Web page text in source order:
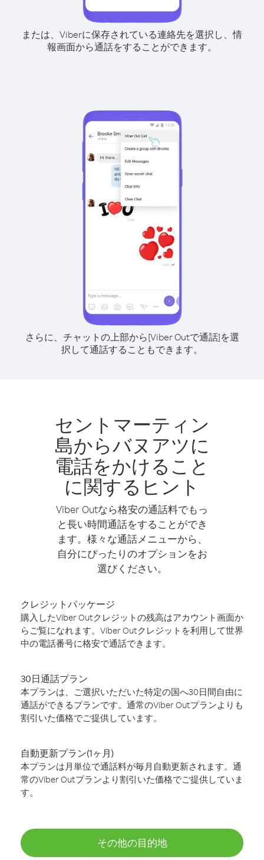
または、Viberに保存されている連絡先を選択し、情
報画面から通話をすることができます。
さらに、チャットの上部から[Viber Outで通話]を選
択して通話することもできます。
セントマーティン
島からバヌアツに
電話をかけること
に関するヒント
Viber Outなら格安の通話料でもっ
と長い時間通話をすることができ
ます。様々な通話メニューから、
自分にぴったりのオプションをお
選びください。
クレジットパッケージ
購入したViber Outクレジットの残高はアカウント画面か
らご覧になれます。Viber Outクレジットを利用して世界
中の電話番号に格安で通話できます。
30日通話プラン
本プランは、ご選択いただいた特定の国へ30日間自由に
通話ができるプランです。通常のViber Outプランよりも
割引いた価格でご提供しています。
自動更新プラン(1ヶ月)
本プランは月単位で通話料が毎月自動更新されます。通
常のViber Outプランより割引いた価格でご提供していま
す。
その他の目的地